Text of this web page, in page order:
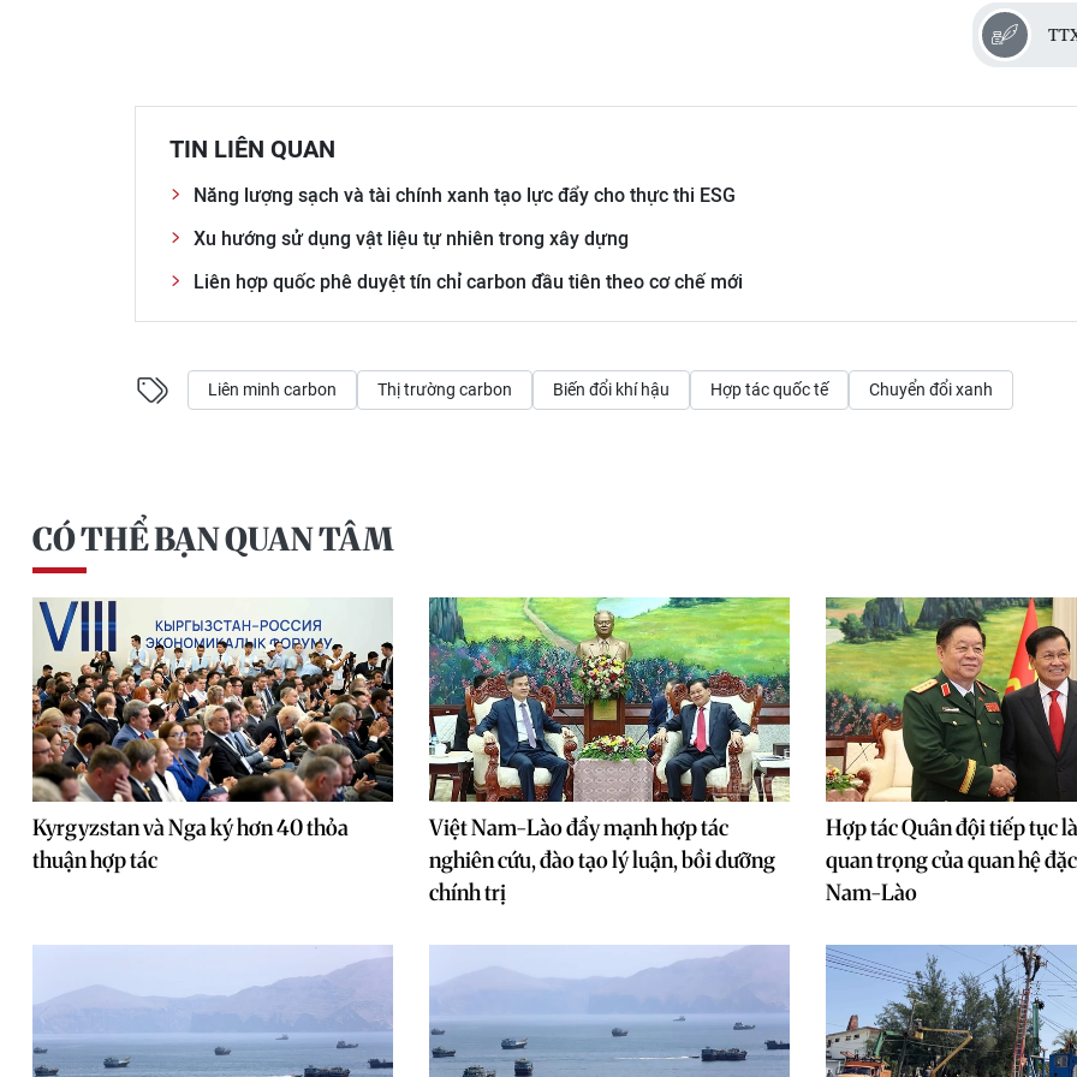
TIN LIÊN QUAN
Năng lượng sạch và tài chính xanh tạo lực đẩy cho thực thi ESG
Xu hướng sử dụng vật liệu tự nhiên trong xây dựng
Liên hợp quốc phê duyệt tín chỉ carbon đầu tiên theo cơ chế mới
Liên minh carbon Thị trường carbon Biến đổi khí hậu Hợp tác quốc tế Chuyển đổi xanh
CÓ THỂ BẠN QUAN TÂM
Kyrgyzstan và Nga ký hơn 40 thỏa
thuận hợp tác
Việt Nam-Lào đẩy mạnh hợp tác
nghiên cứu, đào tạo lý luận, bồi dưỡng
chính trị
Hợp tác Quân đội tiếp tục
quan trọng của quan hệ
Nam-Lào